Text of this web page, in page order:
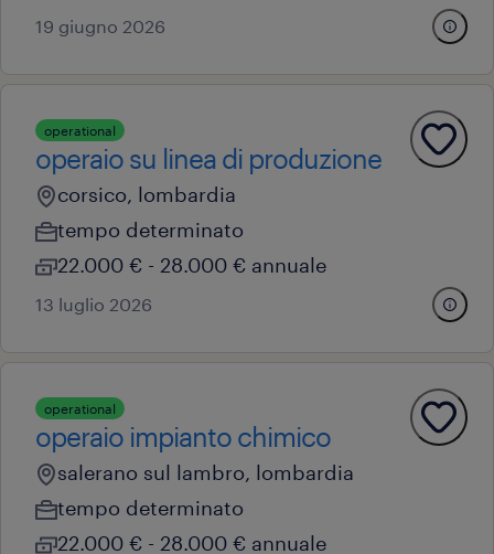
19 giugno 2026
operational
operaio su linea di produzione
corsico, lombardia
tempo determinato
22.000 € - 28.000 € annuale
13 luglio 2026
operational
operaio impianto chimico
salerano sul lambro, lombardia
tempo determinato
22.000 € - 28.000 € annuale